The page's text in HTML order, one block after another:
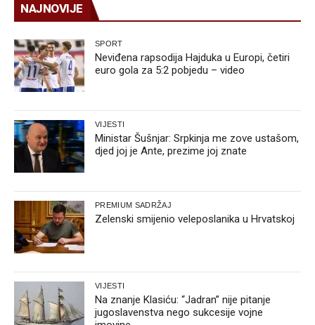
NAJNOVIJE
SPORT
Neviđena rapsodija Hajduka u Europi, četiri
euro gola za 5:2 pobjedu – video
VIJESTI
Ministar Šušnjar: Srpkinja me zove ustašom,
djed joj je Ante, prezime joj znate
PREMIUM SADRŽAJ
Zelenski smijenio veleposlanika u Hrvatskoj
VIJESTI
Na znanje Klasiću: “Jadran” nije pitanje
jugoslavenstva nego sukcesije vojne